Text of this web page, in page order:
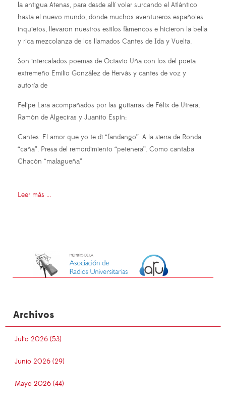
la antigua Atenas, para desde allí volar surcando el Atlántico
hasta el nuevo mundo, donde muchos aventureros españoles
inquietos, llevaron nuestros estilos flamencos e hicieron la bella
y rica mezcolanza de los llamados Cantes de Ida y Vuelta.
Son intercalados poemas de Octavio Uña con los del poeta
extremeño Emilio González de Hervás y cantes de voz y
autoría de
Felipe Lara acompañados por las guitarras de Félix de Utrera,
Ramón de Algeciras y Juanito Espín:
Cantes: El amor que yo te di “fandango”. A la sierra de Ronda
“caña”. Presa del remordimiento “petenera”. Como cantaba
Chacón “malagueña”
Leer más ...
Archivos
Julio 2026 (53)
Junio 2026 (29)
Mayo 2026 (44)